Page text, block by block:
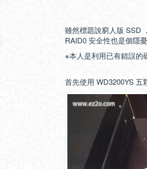
雖然標題說窮人版 SSD
RAID0 安全性也是個隱
※本人是利用已有錯誤的
首先使用 WD3200YS 五